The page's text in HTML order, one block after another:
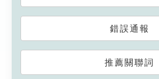
錯誤通報
推薦關聯詞